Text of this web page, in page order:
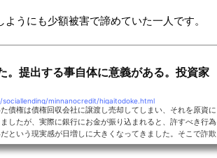
うにも少額被害で諦めていた一人です。
。提出する事自体に意義がある。投資家
minnanocredit/higaitodoke.html
債権は債権回収会社に譲渡し売却してしまい、それを原資に
したが、実際に銀行にお金が振り込まれると、許すべき行為
という現実感が日増しに大きくなってきました。そこで詐欺
ット、テイクオーバーホールディングス（ブルーウォールジ